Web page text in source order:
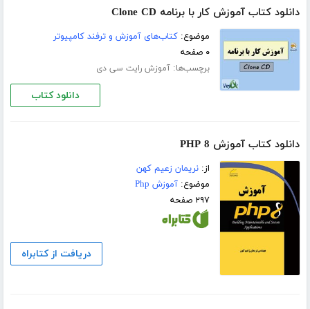
دانلود کتاب آموزش کار با برنامه Clone CD
موضوع:کتاب‌های آموزش و ترفند کامپیوتر
۰ صفحه
برچسب‌ها:آموزش رایت سی دی
دانلود کتاب
دانلود کتاب آموزش PHP 8
از:نریمان زعیم کهن
موضوع:آموزش Php
۲۹۷ صفحه
دریافت از کتابراه